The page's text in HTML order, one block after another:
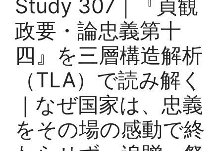
Study 307｜『貞観
政要・論忠義第十
四』を三層構造解析
（TLA）で読み解く
｜なぜ国家は、忠義
をその場の感動で終